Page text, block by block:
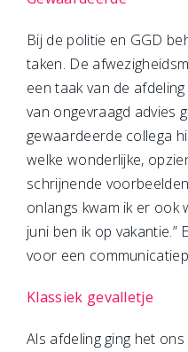
Bij de politie en GGD
taken. De
een taak van de
van ongevraagd advies
gewaardeerde collega
welke wonderlijke,
schrijnende
onlangs kwam ik er ook
juni ben ik op vakantie.”
voor een
Klassiek gevalletje
Als afdeling ging het